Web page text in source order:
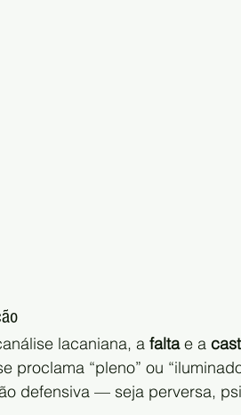
lacaniana, a falta e a
proclama “pleno” ou
defensiva — seja perversa,